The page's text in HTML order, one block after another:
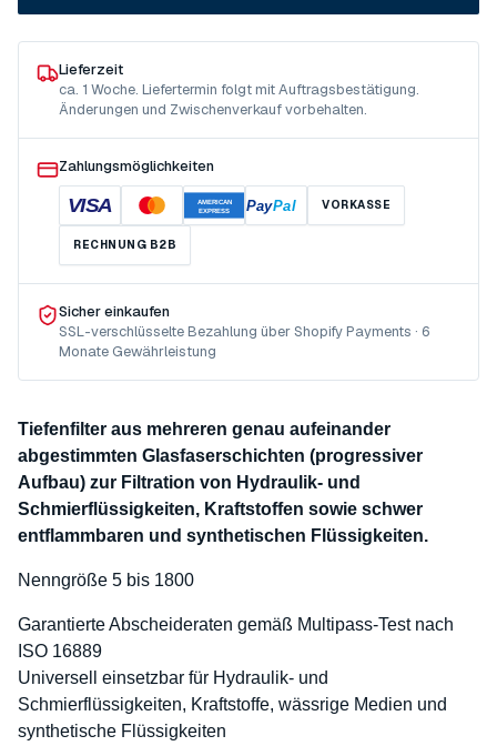
Lieferzeit
ca. 1 Woche. Liefertermin folgt mit Auftragsbestätigung.
Änderungen und Zwischenverkauf vorbehalten.
Zahlungsmöglichkeiten
VISA
AMERICAN
EXPRESS
PayPal VORKASSE
RECHNUNG B2B
Sicher einkaufen
SSL-verschlüsselte Bezahlung über Shopify Payments · 6
Monate Gewährleistung
Tiefenfilter aus mehreren genau aufeinander
abgestimmten Glasfaserschichten (progressiver
Aufbau) zur Filtration von Hydraulik- und
Schmierflüssigkeiten, Kraftstoffen sowie schwer
entflammbaren und synthetischen Flüssigkeiten.
Nenngröße 5 bis 1800
Garantierte Abscheideraten gemäß Multipass-Test nach
ISO 16889
Universell einsetzbar für Hydraulik- und
Schmierflüssigkeiten, Kraftstoffe, wässrige Medien und
synthetische Flüssigkeiten